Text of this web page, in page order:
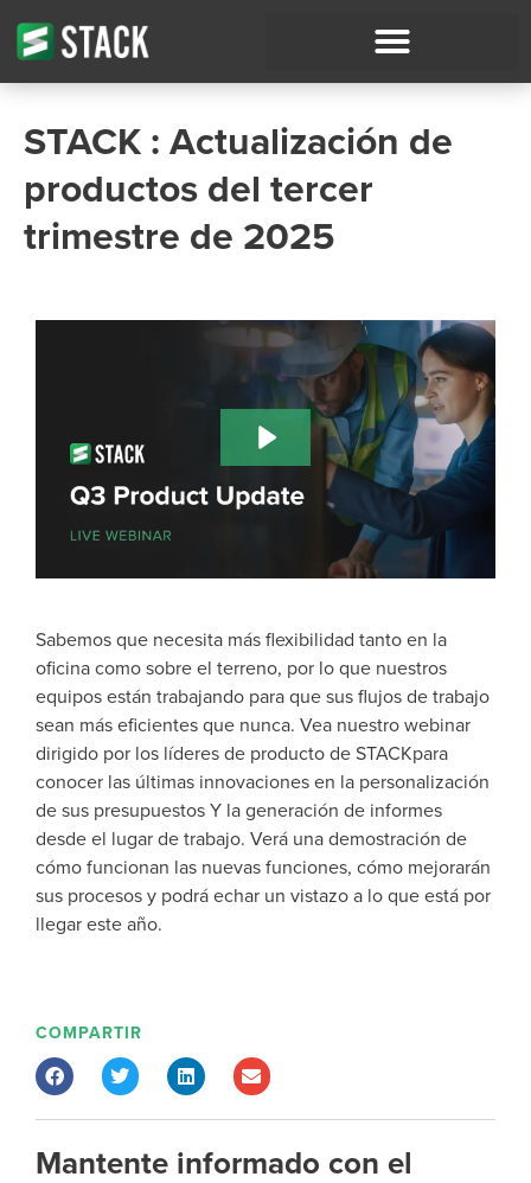
STACK : Actualización de
productos del tercer
trimestre de 2025
Sabemos que necesita más flexibilidad tanto en la
oficina como sobre el terreno, por lo que nuestros
equipos están trabajando para que sus flujos de trabajo
sean más eficientes que nunca. Vea nuestro webinar
dirigido por los líderes de producto de STACKpara
conocer las últimas innovaciones en la personalización
de sus presupuestos Y la generación de informes
desde el lugar de trabajo. Verá una demostración de
cómo funcionan las nuevas funciones, cómo mejorarán
sus procesos y podrá echar un vistazo a lo que está por
llegar este año.
COMPARTIR
Mantente informado con el